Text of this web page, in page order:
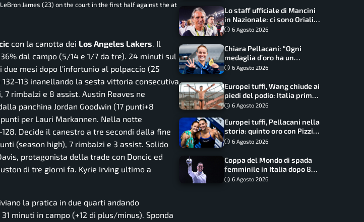
James (23) on the court in the first half against the at
con la canotta dei Los Angeles Lakers. Il
dal campo (5/14 e 1/7 da tre). 24 minuti sul
mesi dopo l’infortunio al polpaccio (25
132-113 inanellando la sesta vittoria consecutiva
rimbalzi e 8 assist. Austin Reaves ne
panchina Jordan Goodwin (17 punti+8
punti per Lauri Markannen. Nella notte
128. Decide il canestro a tre secondi dalla fine
(season high), 7 rimbalzi e 3 assist. Solido
protagonista della trade con Doncic ed
di tre giorni fa. Kyrie Irving ultimo a
la pratica in due quarti andando
minuti in campo (+12 di plus/minus). Sponda
Lo staff ufficiale di Mancini
in Nazionale: ci sono Oriali e
Bonucci, confermato un
6 Agosto 2026
Chiara Pellacani: “Ogni
medaglia d’oro ha un
significato diverso. Ho fatto
6 Agosto 2026
Europei tuffi, Wang chiude ai
piedi del podio: Italia prima
nel medagliere
6 Agosto 2026
Europei tuffi, Pellacani nella
storia: quinto oro con Pizzini
nel sincro da 3 metri
6 Agosto 2026
Coppa del Mondo di spada
femminile in Italia dopo 8
anni, Alberta Santuccio: “Il
6 Agosto 2026